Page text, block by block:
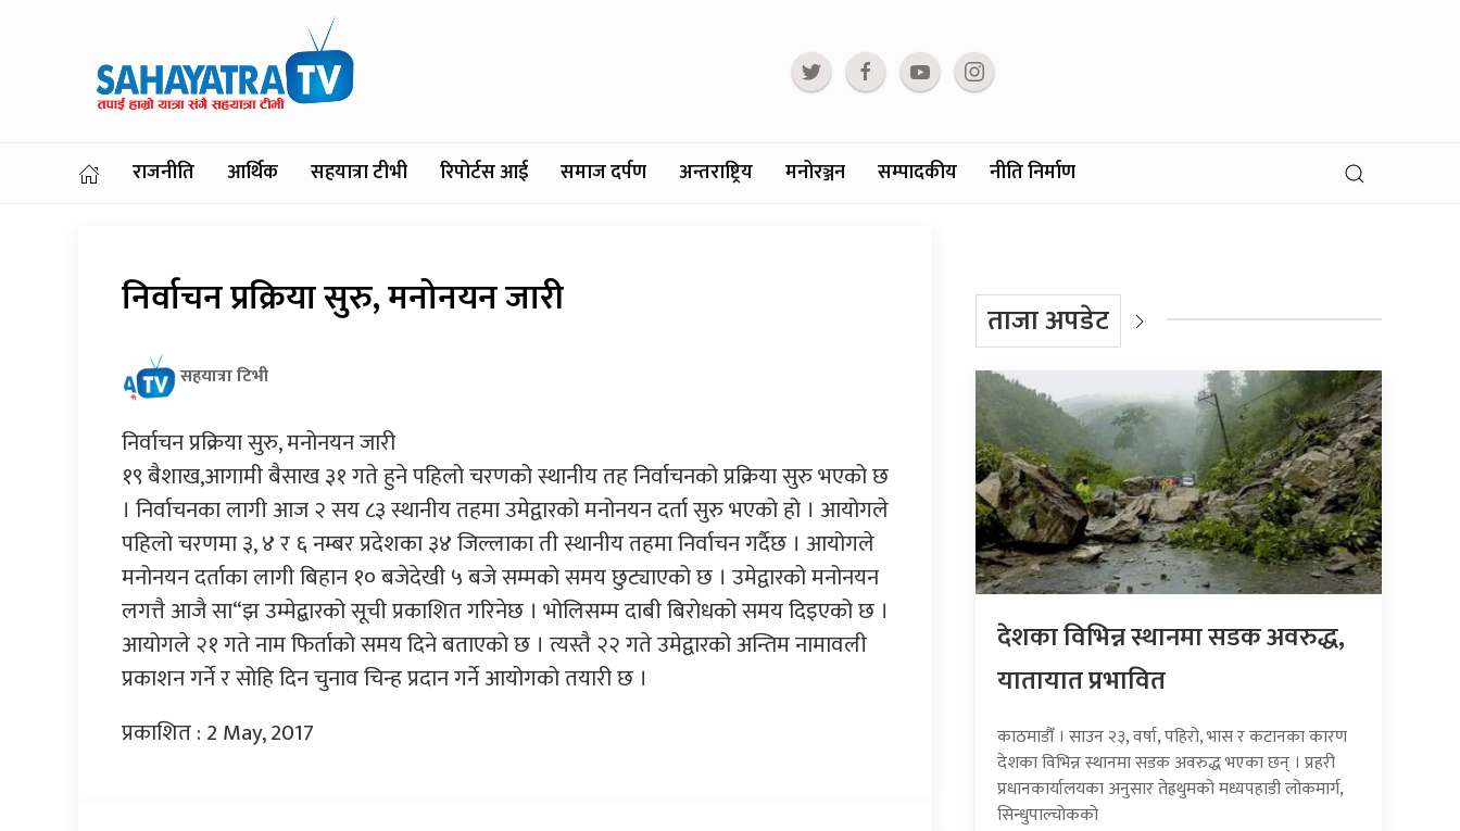
राजनीति आर्थिक सहयात्रा टीभी रिपोर्टस आई समाज दर्पण अन्तराष्ट्रिय मनोरञ्जन सम्पादकीय नीति निर्माण
निर्वाचन प्रक्रिया सुरु, मनोनयन जारी
सहयात्रा टिभी
निर्वाचन प्रक्रिया सुरु, मनोनयन जारी
१९ बैशाख,आगामी बैसाख ३१ गते हुने पहिलो चरणको स्थानीय तह निर्वाचनको प्रक्रिया सुरु भएको छ
। निर्वाचनका लागी आज २ सय ८३ स्थानीय तहमा उमेद्वारको मनोनयन दर्ता सुरु भएको हो । आयोगले
पहिलो चरणमा ३, ४ र ६ नम्बर प्रदेशका ३४ जिल्लाका ती स्थानीय तहमा निर्वाचन गर्दैछ । आयोगले
मनोनयन दर्ताका लागी बिहान १० बजेदेखी ५ बजे सम्मको समय छुट्याएको छ । उमेद्वारको मनोनयन
लगत्तै आजै सा“झ उम्मेद्बारको सूची प्रकाशित गरिनेछ । भोलिसम्म दाबी बिरोधको समय दिइएको छ ।
आयोगले २१ गते नाम फिर्ताको समय दिने बताएको छ । त्यस्तै २२ गते उमेद्वारको अन्तिम नामावली
प्रकाशन गर्ने र सोहि दिन चुनाव चिन्ह प्रदान गर्ने आयोगको तयारी छ ।
प्रकाशित : 2 May, 2017
ताजा अपडेट
देशका विभिन्न स्थानमा सडक अवरुद्ध,
यातायात प्रभावित
काठमाडौँ । साउन २३, वर्षा, पहिरो, भास र कटानका कारण
देशका विभिन्न स्थानमा सडक अवरुद्ध भएका छन् । प्रहरी
प्रधानकार्यालयका अनुसार तेह्रथुमको मध्यपहाडी लोकमार्ग,
सिन्धुपाल्चोकको